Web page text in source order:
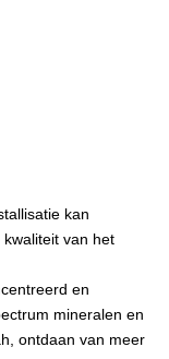
kan
van het
en
mineralen en
ontdaan van meer